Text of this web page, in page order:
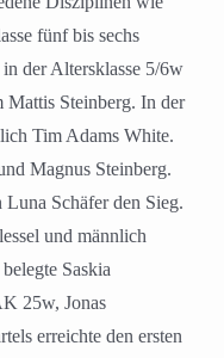
fünf bis sechs
der Altersklasse 5/6w
Steinberg. In der
Tim Adams White.
Magnus Steinberg.
Schäfer den Sieg.
und männlich
Saskia
25w, Jonas
erreichte den ersten